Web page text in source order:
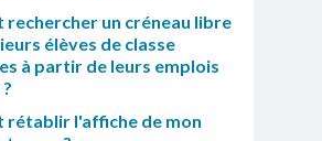
rechercher un créneau libre
élèves de classe
à partir de leurs emplois
rétablir l'affiche de mon